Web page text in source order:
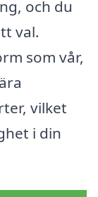
och du
val.
som vår,
vilket
i din